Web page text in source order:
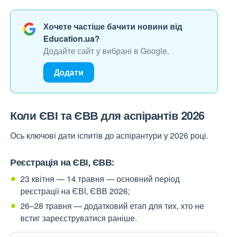
Хочете частіше бачити новини від
Education.ua?
Додайте сайт у вибрані в Google.
Додати
Коли ЄВІ та ЄВВ для аспірантів 2026
Ось ключові дати іспитів до аспірантури у 2026 році.
Реєстрація на ЄВІ, ЄВВ:
23 квітня — 14 травня — основний період
реєстрації на ЄВІ, ЄВВ 2026;
26–28 травня — додатковий етап для тих, хто не
встиг зареєструватися раніше.